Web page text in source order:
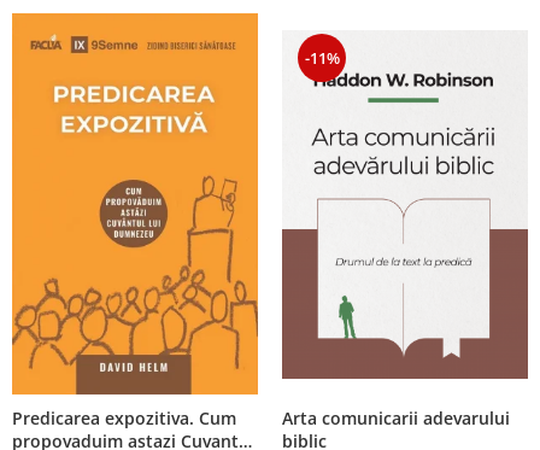
Predicarea expozitiva. Cum
propovaduim astazi Cuvantul
-11%
Arta comunicarii adevarului
biblic